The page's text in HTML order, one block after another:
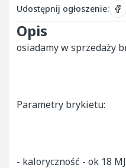
Udostępnij ogłoszenie:
Opis
osiadamy w sprzedaży
Parametry brykietu:
- kaloryczność - ok 18